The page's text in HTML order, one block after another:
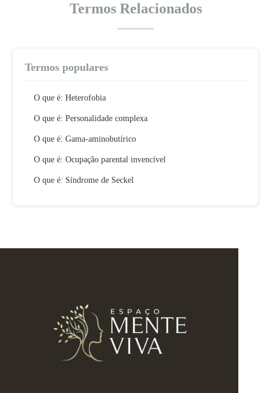
Termos Relacionados
Termos populares
O que é: Heterofobia
O que é: Personalidade complexa
O que é: Gama-aminobutírico
O que é: Ocupação parental invencível
O que é: Síndrome de Seckel